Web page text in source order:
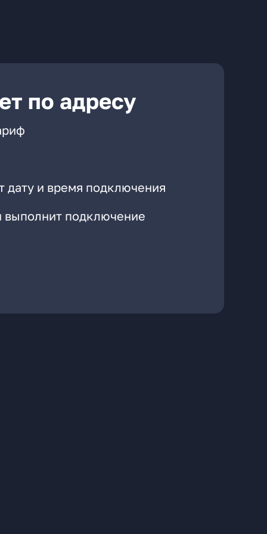
по адресу
дату и время подключения
выполнит подключение